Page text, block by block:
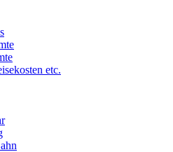
etc.